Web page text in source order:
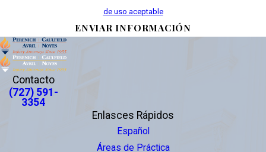
de uso aceptable
ENVIAR INFORMACIÓN
Contacto
(727) 591-
3354
Enlasces Rápidos
Español
Áreas de Práctica